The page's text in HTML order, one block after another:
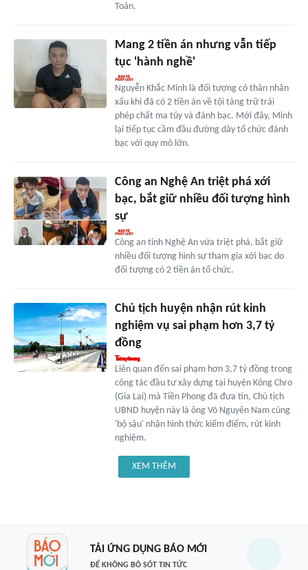
Toán.
Mang 2 tiền án nhưng vẫn tiếp
tục 'hành nghề'
Nguyễn Khắc Minh là đối tượng có thân nhân
xấu khi đã có 2 tiền án về tội tàng trữ trái
phép chất ma túy và đánh bạc. Mới đây, Minh
lại tiếp tục cầm đầu đường dây tổ chức đánh
bạc với quy mô lớn.
Công an Nghệ An triệt phá xới
bạc, bắt giữ nhiều đối tượng hình
sự
Công an tỉnh Nghệ An vừa triệt phá, bắt giữ
nhiều đối tượng hình sự tham gia xới bạc do
đối tượng có 2 tiền án tổ chức.
Chủ tịch huyện nhận rút kinh
nghiệm vụ sai phạm hơn 3,7 tỷ
đồng
Liên quan đến sai phạm hơn 3,7 tỷ đồng trong
công tác đầu tư xây dựng tại huyện Kông Chro
(Gia Lai) mà Tiền Phong đã đưa tin, Chủ tịch
UBND huyện này là ông Võ Nguyên Nam cùng
'bộ sậu' nhận hình thức kiểm điểm, rút kinh
nghiệm.
XEM THÊM
TẢI ỨNG DỤNG BÁO MỚI
ĐỂ KHÔNG BỎ SÓT TIN TỨC